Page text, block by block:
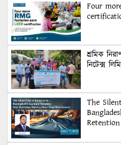
Four
শ্রমিক
নিটেক্স
The